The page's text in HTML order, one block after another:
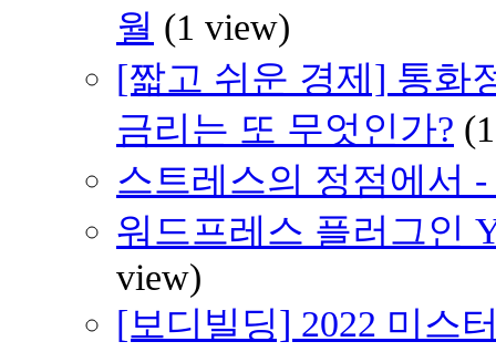
월 (1 view)
[짧고 쉬운 경제] 통화
금리는 또 무엇인가?
스트레스의 정점에서 -
워드프레스 플러그인
view)
[보디빌딩] 2022 미스